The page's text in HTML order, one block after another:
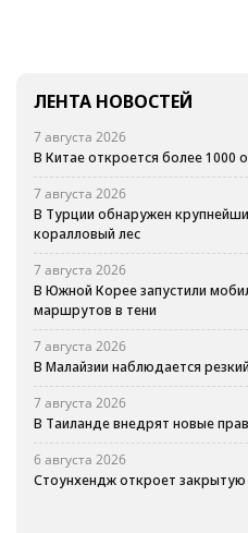
ЛЕНТА НОВОСТЕЙ
7 августа 2026
В Китае откроется более 1000
7 августа 2026
В Турции обнаружен
коралловый лес
7 августа 2026
В Южной Корее запустили
маршрутов в тени
7 августа 2026
В Малайзии наблюдается
7 августа 2026
В Таиланде внедрят новые
6 августа 2026
Стоунхендж откроет закрытую